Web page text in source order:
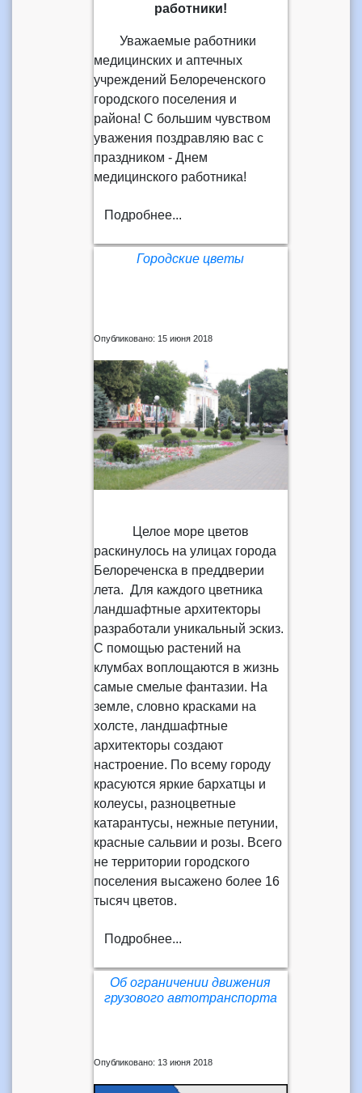
работники!
Уважаемые работники
медицинских и аптечных
учреждений Белореченского
городского поселения и
района! С большим чувством
уважения поздравляю вас с
праздником - Днем
медицинского работника!
Подробнее...
Городские цветы
Опубликовано: 15 июня 2018
Целое море цветов
раскинулось на улицах города
Белореченска в преддверии
лета. Для каждого цветника
ландшафтные архитекторы
разработали уникальный эскиз.
С помощью растений на
клумбах воплощаются в жизнь
самые смелые фантазии. На
земле, словно красками на
холсте, ландшафтные
архитекторы создают
настроение. По всему городу
красуются яркие бархатцы и
колеусы, разноцветные
катарантусы, нежные петунии,
красные сальвии и розы. Всего
не территории городского
поселения высажено более 16
тысяч цветов.
Подробнее...
Об ограничении движения
грузового автотранспорта
Опубликовано: 13 июня 2018